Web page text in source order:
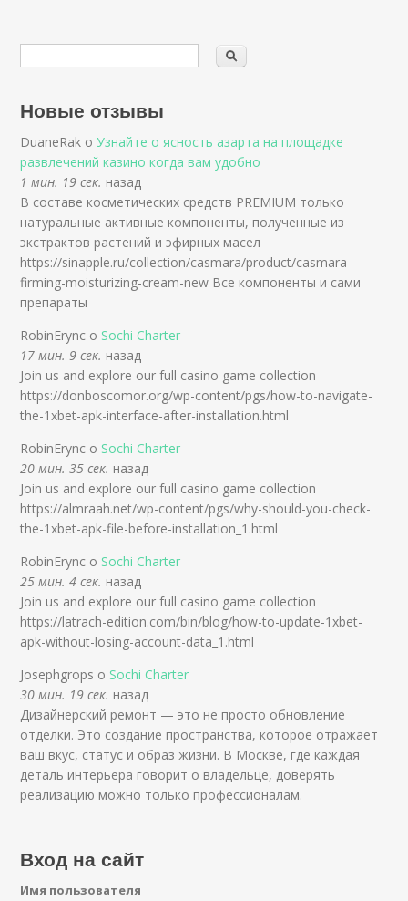
Новые отзывы
DuaneRak оУзнайте о ясность азарта на площадке
развлечений казино когда вам удобно
1 мин. 19 сек. назад
В составе косметических средств PREMIUM только
натуральные активные компоненты, полученные из
экстрактов растений и эфирных масел
https://sinapple.ru/collection/casmara/product/casmara-
firming-moisturizing-cream-new Все компоненты и сами
препараты
RobinErync о Sochi Charter
17 мин. 9 сек. назад
Join us and explore our full casino game collection
https://donboscomor.org/wp-content/pgs/how-to-navigate-
the-1xbet-apk-interface-after-installation.html
RobinErync о Sochi Charter
20 мин. 35 сек. назад
Join us and explore our full casino game collection
https://almraah.net/wp-content/pgs/why-should-you-check-
the-1xbet-apk-file-before-installation_1.html
RobinErync о Sochi Charter
25 мин. 4 сек. назад
Join us and explore our full casino game collection
https://latrach-edition.com/bin/blog/how-to-update-1xbet-
apk-without-losing-account-data_1.html
Josephgrops о Sochi Charter
30 мин. 19 сек. назад
Дизайнерский ремонт — это не просто обновление
отделки. Это создание пространства, которое отражает
ваш вкус, статус и образ жизни. В Москве, где каждая
деталь интерьера говорит о владельце, доверять
реализацию можно только профессионалам.
Вход на сайт
Имя пользователя